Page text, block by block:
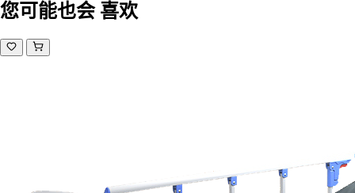
您可能也会 喜欢